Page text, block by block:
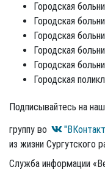
Городская
Городская
Городская
Городская
Городская
Городская
Подписывайтесь на
группу во
из жизни Сургутского
Служба информации